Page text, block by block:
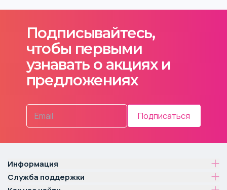
Подписывайтесь,
чтобы первыми
узнавать о акциях и
предложениях
Подписаться
Информация
Служба поддержки